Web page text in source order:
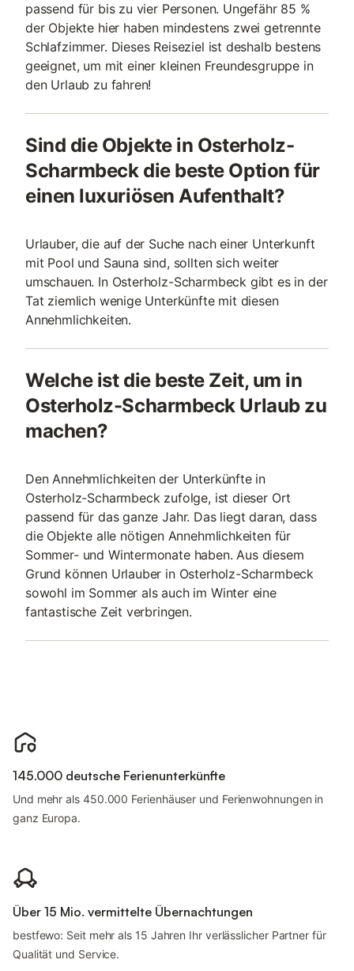
passend für bis zu vier Personen. Ungefähr 85 %
der Objekte hier haben mindestens zwei getrennte
Schlafzimmer. Dieses Reiseziel ist deshalb bestens
geeignet, um mit einer kleinen Freundesgruppe in
den Urlaub zu fahren!
Sind die Objekte in Osterholz-
Scharmbeck die beste Option für
einen luxuriösen Aufenthalt?
Urlauber, die auf der Suche nach einer Unterkunft
mit Pool und Sauna sind, sollten sich weiter
umschauen. In Osterholz-Scharmbeck gibt es in der
Tat ziemlich wenige Unterkünfte mit diesen
Annehmlichkeiten.
Welche ist die beste Zeit, um in
Osterholz-Scharmbeck Urlaub zu
machen?
Den Annehmlichkeiten der Unterkünfte in
Osterholz-Scharmbeck zufolge, ist dieser Ort
passend für das ganze Jahr. Das liegt daran, dass
die Objekte alle nötigen Annehmlichkeiten für
Sommer- und Wintermonate haben. Aus diesem
Grund können Urlauber in Osterholz-Scharmbeck
sowohl im Sommer als auch im Winter eine
fantastische Zeit verbringen.
145.000 deutsche Ferienunterkünfte
Und mehr als 450.000 Ferienhäuser und Ferienwohnungen in
ganz Europa.
Über 15 Mio. vermittelte Übernachtungen
bestfewo: Seit mehr als 15 Jahren Ihr verlässlicher Partner für
Qualität und Service.